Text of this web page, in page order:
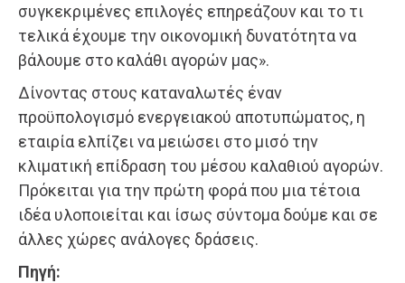
συγκεκριμένες επιλογές επηρεάζουν και το τι
τελικά έχουμε την οικονομική δυνατότητα να
βάλουμε στο καλάθι αγορών μας».
Δίνοντας στους καταναλωτές έναν
προϋπολογισμό ενεργειακού αποτυπώματος, η
εταιρία ελπίζει να μειώσει στο μισό την
κλιματική επίδραση του μέσου καλαθιού αγορών.
Πρόκειται για την πρώτη φορά που μια τέτοια
ιδέα υλοποιείται και ίσως σύντομα δούμε και σε
άλλες χώρες ανάλογες δράσεις.
Πηγή: